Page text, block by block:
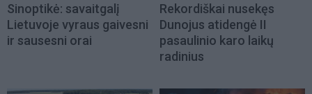
Sinoptikė: savaitgalį
Lietuvoje vyraus gaivesni
ir sausesni orai
Rekordiškai nusekęs
Dunojus atidengė II
pasaulinio karo laikų
radinius